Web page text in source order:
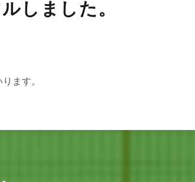
しました。
ます。